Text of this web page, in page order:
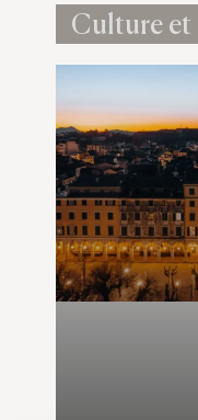
Culture